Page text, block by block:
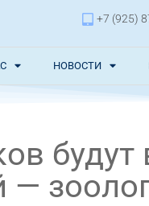
+7 (925)
НОВОСТИ
будут
—